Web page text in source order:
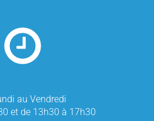
au Vendredi
et de 13h30 à 17h30